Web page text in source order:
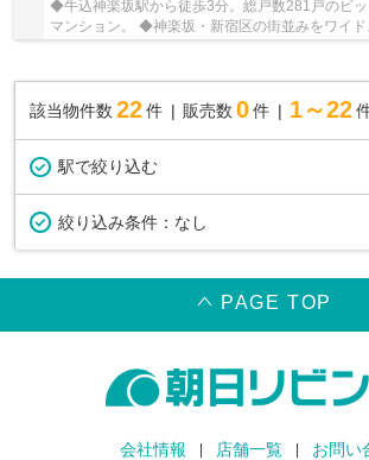
◆牛込神楽坂駅から徒歩3分。総戸数281戸のビ
マンション。 ◆神楽坂・新宿区の街並みをワイ
ケーション。 ◆設備充実の３LDK
該当物件数 22件 販売数 0 件 1～22
駅で絞り込む
絞り込み条件： なし
PAGE TOP
会社情報 店舗一覧
お問い